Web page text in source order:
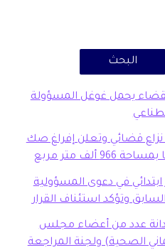
المسؤولة
وتعلن إفراغ صك
المسؤولية
القرار
أعضاء مجلس
ولجنة المراجعة